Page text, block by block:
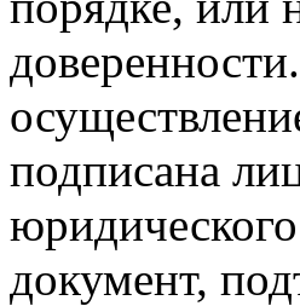
подписана
документ,